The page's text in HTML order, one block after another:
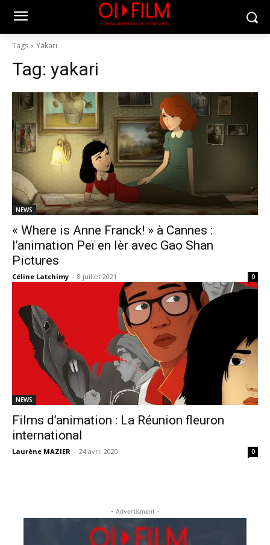
Tags Yakari
Tag: yakari
NEWS
« Where is Anne Franck! » à Cannes :
l’animation Peï en lèr avec Gao Shan
Pictures
Céline Latchimy - 8 juillet 2021 0
NEWS
Films d’animation : La Réunion fleuron
international
Laurène MAZIER - 24 avril 2020 0
- Advertisment -